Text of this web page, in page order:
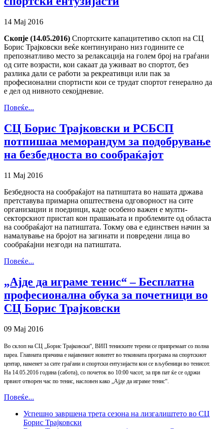
14 Мај 2016
Скопје (14.05.2016) Спортските капацитетиво склоп на СЦ
Борис Трајковски веќе континуирано низ годините се
препознатливо место за релаксација на голем број на граѓани
од сите возрасти, кои сакаат да уживаат во спортот, без
разлика дали се работи за рекреативци или пак за
професионални спортисти кои се трудат спортот генерално да
е дел од нивното секојдневие.
Повеќе...
СЦ Борис Трајковски и РСБСП
потпишаа меморандум за подобрување
на безбедноста во сообраќајот
11 Мај 2016
Безбедноста на сообраќајот на патиштата во нашата држава
претставува примарна општествена одговорност на сите
организации и поединци, каде особено важен е мулти-
секторскиот пристап кон прашањата и проблемите од областа
на сообраќајот на патиштата. Токму ова е единствен начин за
намалување на бројот на загинати и повредени лица во
сообраќајни незгоди на патиштата.
Повеќе...
„Ајде да играме тенис“ – Бесплатна
професионална обука за почетници во
СЦ Борис Трајковски
09 Мај 2016
Во склоп на СЦ „Борис Трајковски“, ВИП тениските терени се припремаат со полна
пареа. Главната причина е најавениот новитет во тековната програма на спортскиот
центар, наменет за сите граѓани и спортски ентузијасти кои се вљубеници во тенисот.
На 14.05.2016 година (сабота), со почеток во 10:00 часот, за прв пат ќе се одржи
првиот отворен час по тенис, насловен како „Ајде да играме тенис“.
Повеќе...
Успешно завршена трета сезона на лизгалиштето во СЦ
Борис Трајковски